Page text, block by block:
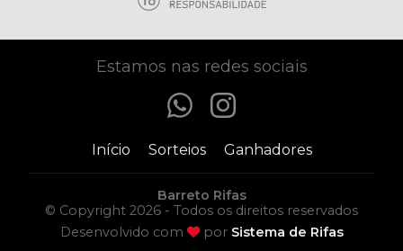
Estamos nas redes sociais
Início Sorteios Ganhadores
Barreto Rifas
© Copyright 2026 - Todos os direitos reservados
Desenvolvido com
por Sistema de Rifas